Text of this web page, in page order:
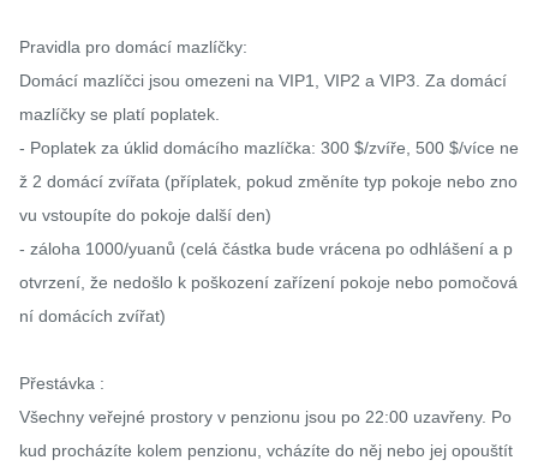
Pravidla pro domácí mazlíčky:
Domácí mazlíčci jsou omezeni na VIP1, VIP2 a VIP3. Za domácí
mazlíčky se platí poplatek.
- Poplatek za úklid domácího mazlíčka: 300 $/zvíře, 500 $/více ne
ž 2 domácí zvířata (příplatek, pokud změníte typ pokoje nebo zno
vu vstoupíte do pokoje další den)
- záloha 1000/yuanů (celá částka bude vrácena po odhlášení a p
otvrzení, že nedošlo k poškození zařízení pokoje nebo pomočová
ní domácích zvířat)
Přestávka :
Všechny veřejné prostory v penzionu jsou po 22:00 uzavřeny. Po
kud procházíte kolem penzionu, vcházíte do něj nebo jej opouštít